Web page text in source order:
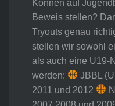
Können auf
Beweis stellen?
Tryouts genau
stellen wir sowohl
als auch eine U19-
werden:
JBBL
2011 und 2012